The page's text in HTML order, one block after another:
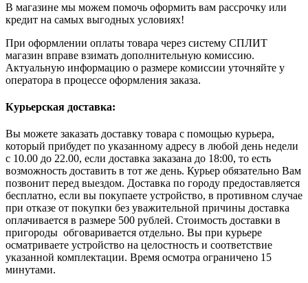
В магазине мы можем помочь оформить вам рассрочку или
кредит на самых выгодных условиях!
При оформлении оплаты товара через систему СПЛИТ
магазин вправе взимать дополнительную комиссию.
Актуальную информацию о размере комиссии уточняйте у
оператора в процессе оформления заказа.
Курьерская доставка:
Вы можете заказать доставку товара с помощью курьера,
который прибудет по указанному адресу в любой день недели
с 10.00 до 22.00, если доставка заказана до 18:00, то есть
возможность доставить в тот же день. Курьер обязательно Вам
позвонит перед выездом. Доставка по городу предоставляется
бесплатно, если вы покупаете устройство, в противном случае
при отказе от покупки без уважительной причины доставка
оплачивается в размере 500 рублей. Стоимость доставки в
пригороды обговаривается отдельно. Вы при курьере
осматриваете устройство на целостность и соответствие
указанной комплектации. Время осмотра ограничено 15
минутами.